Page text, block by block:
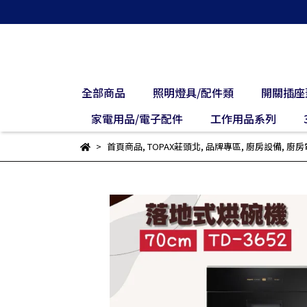
全部商品 照明燈具/配件類
開關插
家電用品/電子配件
工作用品系列
首頁商品, TOPAX莊頭北, 品牌專區, 廚房設備, 廚房